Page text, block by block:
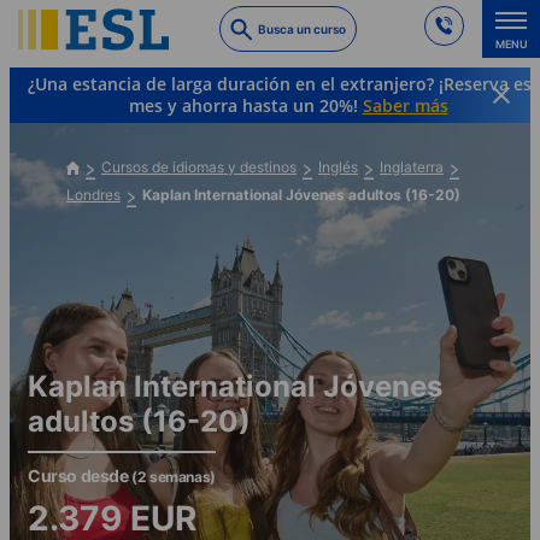
to
main
content
Busca un curso
MENU
¿Una estancia de larga duración en el extranjero? ¡Reserva
mes y ahorra hasta un 20%! Saber más
Cursos de idiomas y destinos Inglés
Inglaterra
Londres
Kaplan International Jóvenes adultos (16-20)
Kaplan International Jóvenes
adultos (16-20)
Curso desde (2 semanas)
2.379EUR